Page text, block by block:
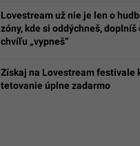
Lovestream už nie je len o
zóny, kde si oddýchneš, doplníš
chvíľu „vypneš“
Získaj na Lovestream festivale
tetovanie úplne zadarmo